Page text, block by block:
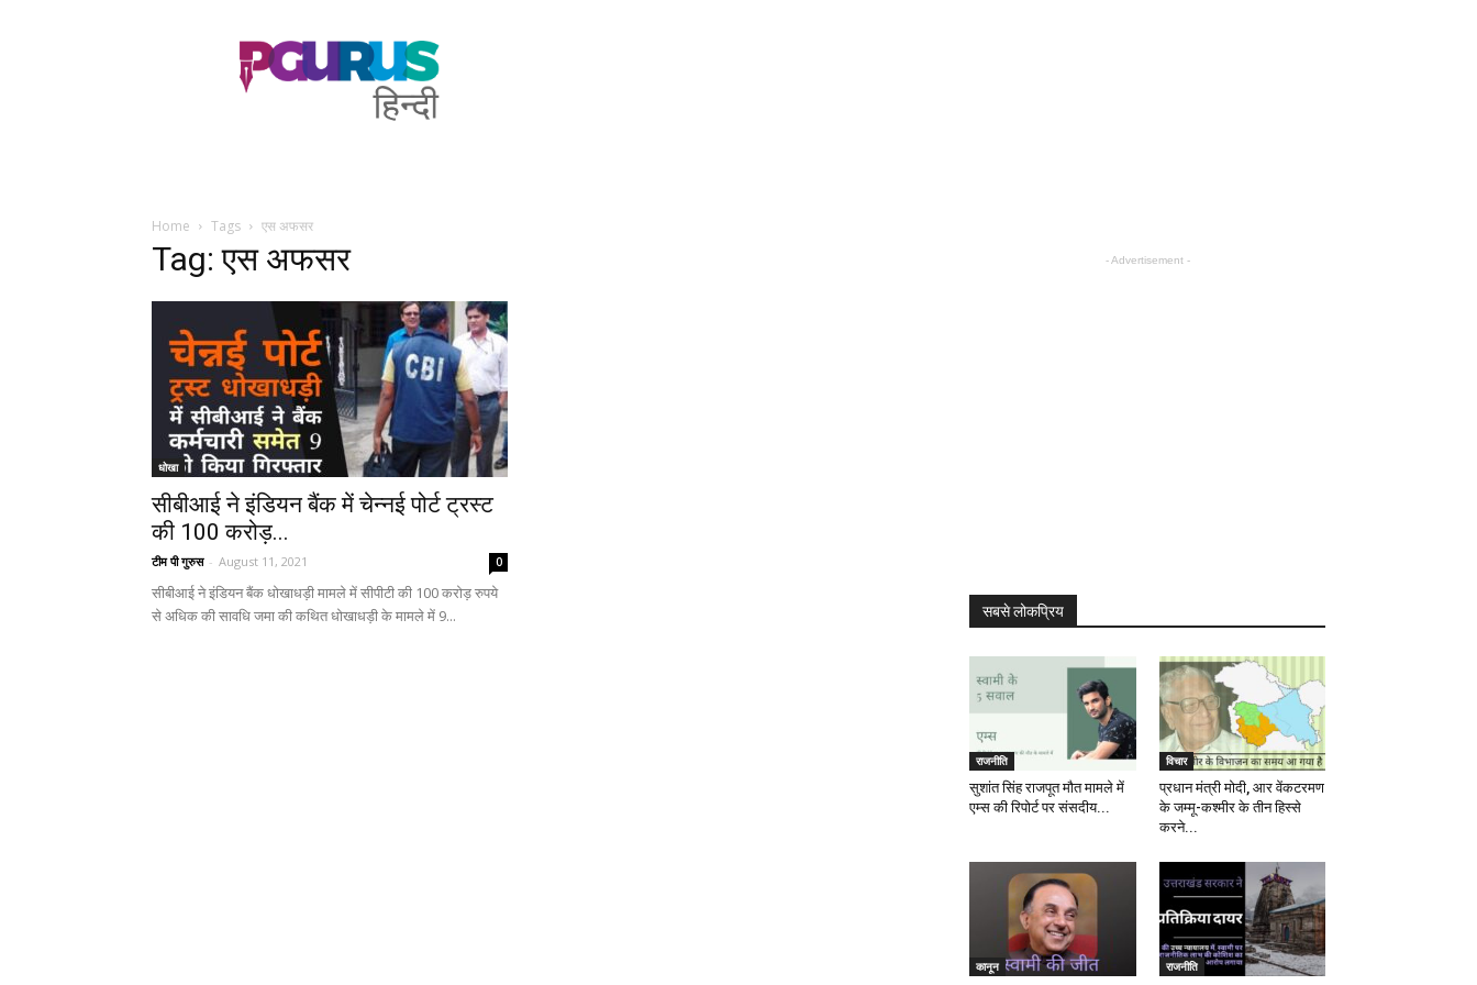
PGurus
Hindi
Home Tags एस अफसर
Tag: एस अफसर
धोखा
सीबीआई ने इंडियन बैंक में चेन्नई पोर्ट ट्रस्ट
की 100 करोड़...
टीम पी गुरुस - August 11, 2021 0
सीबीआई ने इंडियन बैंक धोखाधड़ी मामले में सीपीटी की 100 करोड़ रुपये
से अधिक की सावधि जमा की कथित धोखाधड़ी के मामले में 9...
- Advertisement -
सबसे लोकप्रिय
राजनीति
सुशांत सिंह राजपूत मौत मामले में
एम्स की रिपोर्ट पर संसदीय...
विचार
प्रधान मंत्री मोदी, आर वेंकटरमण
के जम्मू-कश्मीर के तीन हिस्से
करने...
कानून राजनीति